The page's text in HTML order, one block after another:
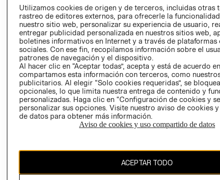
PRENSA
RELACIÓN CON
INVERSIONISTAS
POLÍTICA
EMPRESARIAL
TIENDAS
- RETIRO EN
TIENDA
TÉRMINOS Y
CONDICIONES
AVISO DE
PRIVACIDAD
GIFT CARD
AVISO DE
COOKIES
Utilizamos cookies de origen y de terceros, incluidas otras
rastreo de editores externos, para ofrecerle la
nuestro sitio web, personalizar su experiencia de usuario,
entregar publicidad personalizada en nuestros sitios web,
boletines informativos en Internet y a través de plataformas
sociales. Con ese fin, recopilamos información sobre el
patrones de navegación y el dispositivo.
Al hacer clic en “Aceptar todas”, acepta y está de acuerdo
compartamos esta información con terceros, como
publicitarios. Al elegir “Solo cookies requeridas”, se
opcionales, lo que limita nuestra entrega de contenido y
personalizadas. Haga clic en “Configuración de cookies y
personalizar sus opciones. Visite nuestro aviso de cookies
de datos para obtener más información.
Aviso de cookies y uso compartido de datos
ACEPTAR TODO